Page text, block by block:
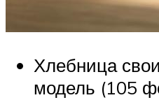
Хлебница
модель (105